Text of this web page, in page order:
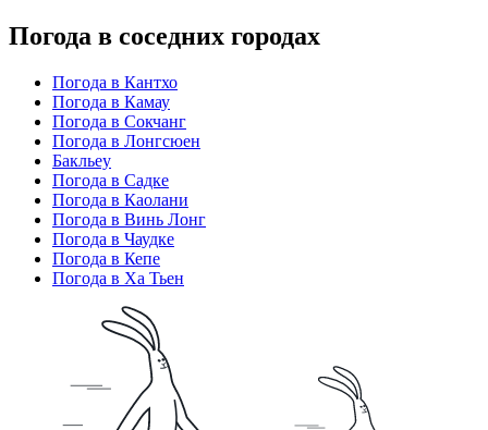
Погода в соседних городах
Погода в Кантхо
Погода в Камау
Погода в Сокчанг
Погода в Лонгсюен
Бакльеу
Погода в Садке
Погода в Каолани
Погода в Винь Лонг
Погода в Чаудке
Погода в Кепе
Погода в Ха Тьен